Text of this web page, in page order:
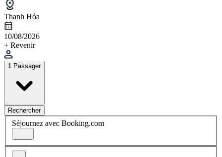
Thanh Hóa
10/08/2026
+ Revenir
1 Passager
Rechercher
Séjournez avec Booking.com